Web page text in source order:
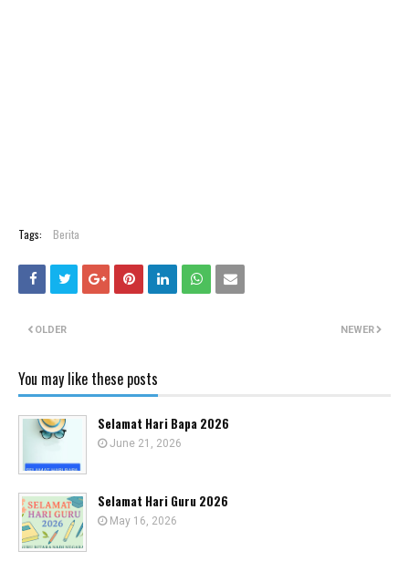
Tags: Berita
NEWER
OLDER
You may like these posts
Selamat Hari Bapa 2026
June 21, 2026
Selamat Hari Guru 2026
May 16, 2026